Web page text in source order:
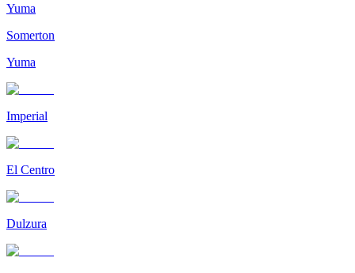
Yuma
Somerton
Yuma
Imperial
El Centro
Dulzura